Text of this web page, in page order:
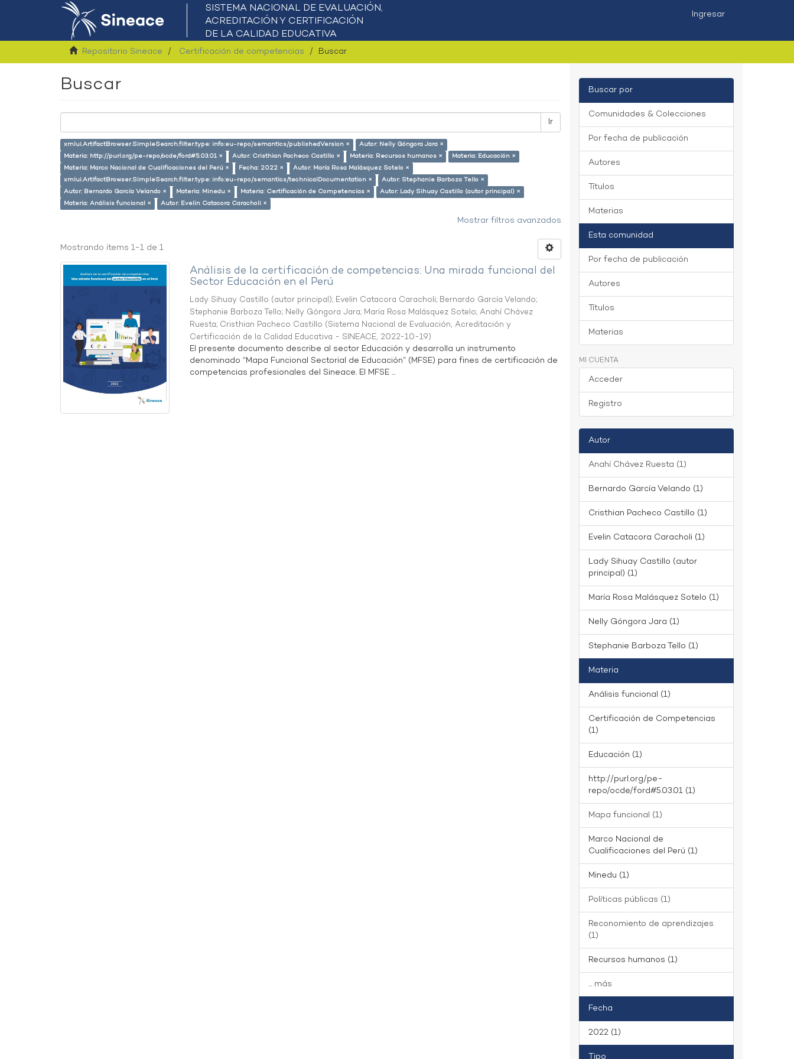
Ingresar
Repositorio Sineace Certificación de competencias Buscar
Buscar
Ir
xmlui.ArtifactBrowser.SimpleSearch.filter.type: info:eu-repo/semantics/publishedVersion ×
Autor: Nelly Góngora Jara ×
Materia: http://purl.org/pe-repo/ocde/ford#5.03.01 ×
Autor: Cristhian Pacheco Castillo × Materia: Recursos humanos ×
Materia: Educación ×
Materia: Marco Nacional de Cualificaciones del Perú ×
Fecha: 2022 ×
Autor: María Rosa Malásquez Sotelo ×
xmlui.ArtifactBrowser.SimpleSearch.filter.type: info:eu-repo/semantics/technicalDocumentation ×
Autor: Stephanie Barboza Tello ×
Autor: Bernardo García Velando ×
Materia: Minedu × Materia: Certificación de Competencias ×
Autor: Lady Sihuay Castillo (autor principal) ×
Materia: Análisis funcional ×
Autor: Evelin Catacora Caracholi ×
Mostrar filtros avanzados
Mostrando ítems 1-1 de 1
Análisis de la certificación de competencias: Una mirada funcional del
Sector Educación en el Perú
Lady Sihuay Castillo (autor principal); Evelin Catacora Caracholi; Bernardo García Velando;
Stephanie Barboza Tello; Nelly Góngora Jara; María Rosa Malásquez Sotelo;Anahí Chávez
Ruesta; Cristhian Pacheco Castillo (Sistema Nacional de Evaluación, Acreditación y
Certificación de la Calidad Educativa - SINEACE, 2022-10-19)
El presente documento describe al sector Educación y desarrolla un instrumento
denominado “Mapa Funcional Sectorial de Educación” (MFSE) para fines de certificación de
competencias profesionales del Sineace. El MFSE ...
Buscar por
Comunidades & Colecciones
Por fecha de publicación
Autores
Títulos
Materias
Esta comunidad
Por fecha de publicación
Autores
Títulos
Materias
MI CUENTA
Acceder
Registro
Autor
Anahí Chávez Ruesta (1)
Bernardo García Velando (1)
Cristhian Pacheco Castillo (1)
Evelin Catacora Caracholi (1)
Lady Sihuay Castillo (autor
principal) (1)
María Rosa Malásquez Sotelo (1)
Nelly Góngora Jara (1)
Stephanie Barboza Tello (1)
Materia
Análisis funcional (1)
Certificación de Competencias
(1)
Educación (1)
http://purl.org/pe-
repo/ocde/ford#5.03.01 (1)
Mapa funcional (1)
Marco Nacional de
Cualificaciones del Perú (1)
Minedu (1)
Políticas públicas (1)
Reconomiento de aprendizajes
(1)
Recursos humanos (1)
... más
Fecha
2022 (1)